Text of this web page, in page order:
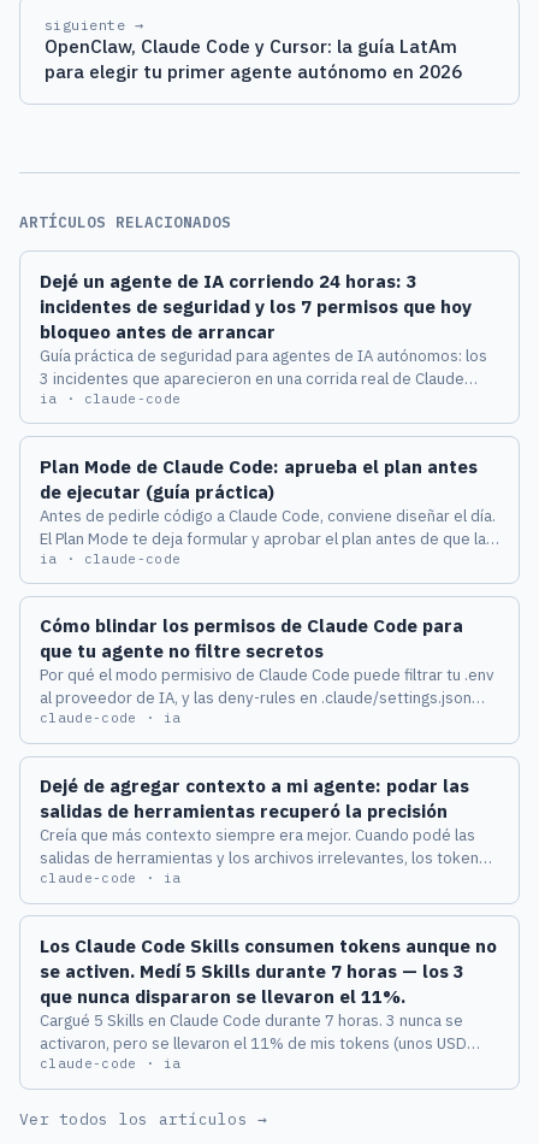
siguiente →
OpenClaw, Claude Code y Cursor: la guía LatAm
para elegir tu primer agente autónomo en 2026
ARTÍCULOS RELACIONADOS
Dejé un agente de IA corriendo 24 horas: 3
incidentes de seguridad y los 7 permisos que hoy
bloqueo antes de arrancar
Guía práctica de seguridad para agentes de IA autónomos: los
3 incidentes que aparecieron en una corrida real de Claude
Code de 24 horas, mapeados al OWASP LLM Top 10 2025 y al
OWASP Agentic AI Top 10 2026, con checklist de 7 permisos
ia · claude-code
Plan Mode de Claude Code: aprueba el plan antes
de ejecutar (guía práctica)
Antes de pedirle código a Claude Code, conviene diseñar el día.
El Plan Mode te deja formular y aprobar el plan antes de que la
herramienta toque un solo archivo. Esta es la guía para LatAm:
qué es, cómo se activa con Shift+Tab, cómo usarlo cada
ia · claude-code
Cómo blindar los permisos de Claude Code para
que tu agente no filtre secretos
Por qué el modo permisivo de Claude Code puede filtrar tu .env
al proveedor de IA, y las deny-rules en .claude/settings.json
que lo evitan, paso a paso.
claude-code · ia
Dejé de agregar contexto a mi agente: podar las
salidas de herramientas recuperó la precisión
Creía que más contexto siempre era mejor. Cuando podé las
salidas de herramientas y los archivos irrelevantes, los tokens
bajaron un 40% y la precisión en tareas largas se recuperó. Una
guía sobre qué decidir no incluir.
claude-code · ia
Los Claude Code Skills consumen tokens aunque no
se activen. Medí 5 Skills durante 7 horas — los 3
que nunca dispararon se llevaron el 11%.
Cargué 5 Skills en Claude Code durante 7 horas. 3 nunca se
activaron, pero se llevaron el 11% de mis tokens (unos USD
22/mes del plan Max). La medición completa, el JSON del usage
y un checklist en 5 pasos para auditar tu setup.
claude-code · ia
Ver todos los artículos →